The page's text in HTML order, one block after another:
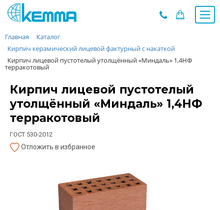
Каталог
Прайс
О заводе
Контакты
Дилеры
Наши проекты
Недвижимость
Мероприятия при НМУ
Главная
Каталог
Кирпич керамический лицевой фактурный с накаткой
Кирпич лицевой пустотелый утолщённый «Миндаль» 1,4НФ
терракотовый
Кирпич лицевой пустотелый
утолщённый «Миндаль» 1,4НФ
терракотовый
ГОСТ 530-2012
Отложить в избранное